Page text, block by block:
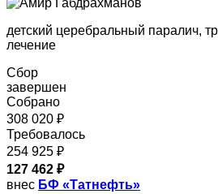
детский церебральный паралич,
лечение
Сбор
завершен
Собрано
308 020 ₽
Требовалось
254 925 ₽
127 462 ₽
внес БФ «Татнефть»